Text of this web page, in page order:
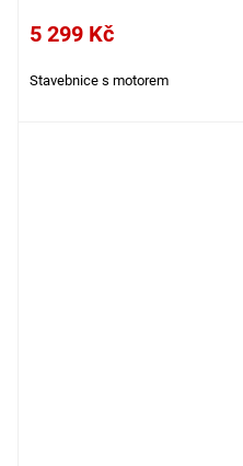
5 299 Kč
Stavebnice s motorem